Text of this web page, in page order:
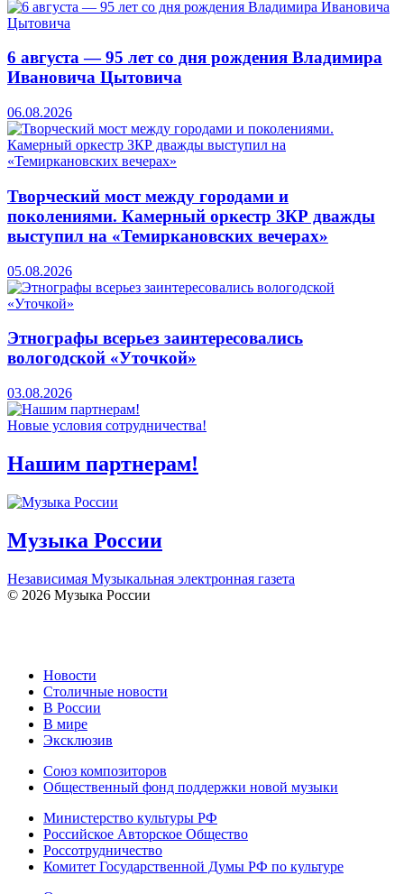
6 августа — 95 лет со дня рождения Владимира
Ивановича Цытовича
06.08.2026
Творческий мост между городами и
поколениями. Камерный оркестр ЗКР дважды
выступил на «Темиркановских вечерах»
05.08.2026
Этнографы всерьез заинтересовались
вологодской «Уточкой»
03.08.2026
Новые условия сотрудничества!
Нашим партнерам!
Музыка России
Независимая Музыкальная электронная газета
© 2026 Музыка России
Новости
Столичные новости
В России
В мире
Эксклюзив
Союз композиторов
Общественный фонд поддержки новой музыки
Министерство культуры РФ
Российское Авторское Общество
Россотрудничество
Комитет Государственной Думы РФ по культуре